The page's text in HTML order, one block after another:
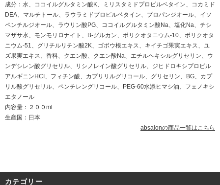
成分：水、ココイルグルタミン酸K、ミリスタミドプロピルベタイン、コカミド
DEA、マルチトール、ラウラミドプロピルベタイン、プロパンジオール、イソ
ペンチルジオール、ラウリン酸PG、ココイルグルタミン酸Na、塩化Na、チシ
マザサ水、モンモリロナイト、B-グルカン、ポリクオタニウム-10、ポリクオタ
ニウム-51、グリチルリチン酸2K、ゴボウ根エキス、キイチゴ果実エキス、ユ
ズ果実エキス、香料、クエン酸、クエン酸Na、エチルヘキシルグリセリン、ウ
ンデシレン酸グリセリル、リシノレイン酸グリセリル、ジヒドロキシプロピル
アルギニンHCI、フィチン酸、カプリリルグリコール、グリセリン、BG、カプ
リル酸グリセリル、ペンチレングリコール、PEG-60水添ヒマシ油、フェノキシ
エタノール
内容量：２００ml
生産国：日本
absalonの商品一覧はこちら
カテゴリー